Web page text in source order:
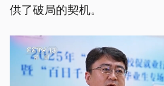
供了破局的契机。